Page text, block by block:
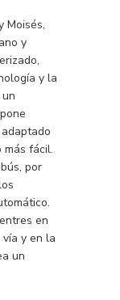
Moisés,
y
y la
fácil.
por
en
y en la
un